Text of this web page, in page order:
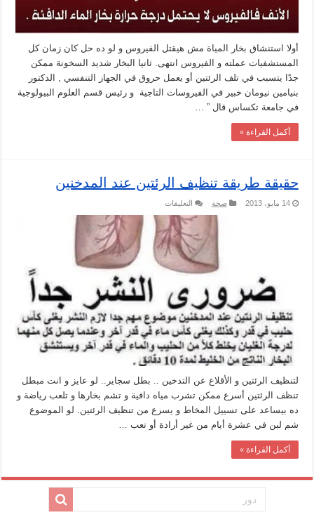
أولا استنشاق بخار المياة مش هيقتل الفيروس و لو ده حل كان زمان كل
المستشفيات عملته و الفيروس انتهى. ثانيا البخار شديد السخونة ممكن
جدًا يتسبب في تلف الرئتين أو يعمل حروق في الجهاز التنفسي , الدكتور
بنيامين نيومان خبير في الفيروسات التاجية و رئيس قسم العلوم البيولوجية
في جامعة تكساس قال ” …
أكمل القراءة »
حقيقة طريقة تنظيف الرئتين عند المدخنين
14 مايو، 2013 صحة التعليقات
طريقة
تنظيف
الرئتين
عند
المدخنين
مغلقة
لتنظيف الرئتين و الأقلاع عن التدخين .. بطل سجاير.. لو عايز و انت مبطل
تنظف الرئتين أسرع ممكن تشرب مياه دافية و تشم بخارها و تلعب رياضة و
ده بيساعد على تسييل المخاط و يسرع من تنظيف الرئتين. لو الموضوع
شم لبن في عشرة أيام من غير أرادة أو تعب …
أكمل القراءة »